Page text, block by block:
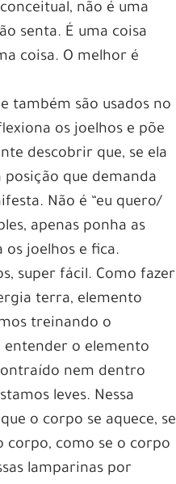
não é uma
senta. É uma coisa
coisa. O melhor é
também são usados no
os joelhos e põe
descobrir que, se ela
que demanda
Não é “eu quero/
apenas ponha as
os joelhos e fica.
super fácil. Como fazer
terra, elemento
treinando o
entender o elemento
nem dentro
leves. Nessa
o corpo se aquece, se
corpo, como se o corpo
lamparinas por